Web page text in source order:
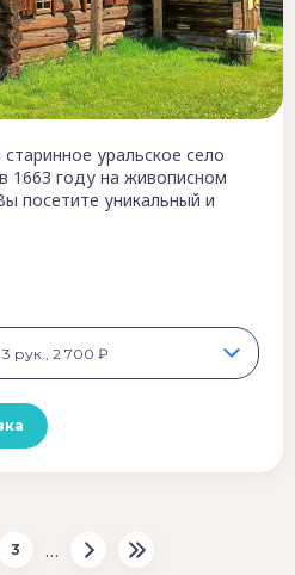
уральское село
1663 году на живописном
посетите уникальный и
рук., 2 700 ₽
3 …